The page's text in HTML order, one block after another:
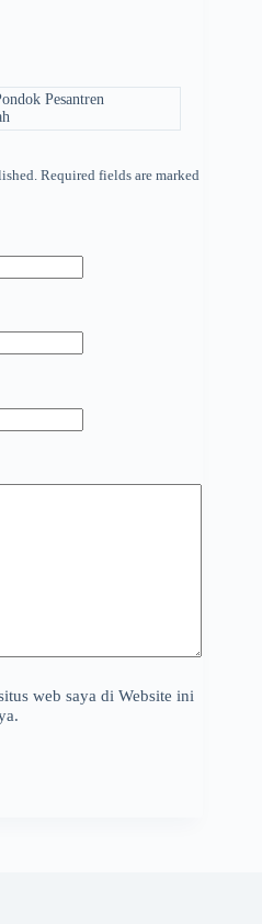
Pesantren
Required fields are marked
web saya di Website ini